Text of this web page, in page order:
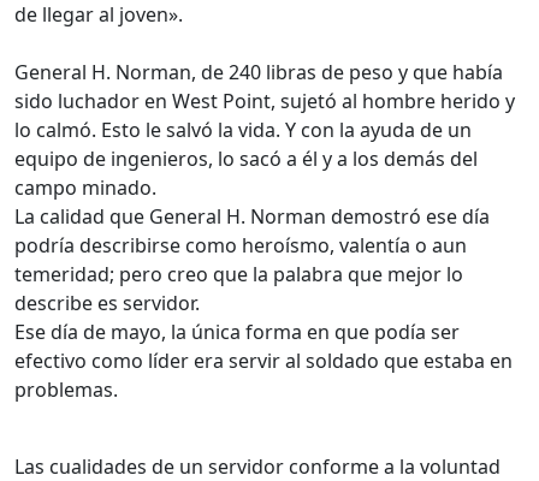
de llegar al joven».
General H. Norman, de 240 libras de peso y que había
sido luchador en West Point, sujetó al hombre herido y
lo calmó. Esto le salvó la vida. Y con la ayuda de un
equipo de ingenieros, lo sacó a él y a los demás del
campo minado.
La calidad que General H. Norman demostró ese día
podría describirse como heroísmo, valentía o aun
temeridad; pero creo que la palabra que mejor lo
describe es servidor.
Ese día de mayo, la única forma en que podía ser
efectivo como líder era servir al soldado que estaba en
problemas.
Las cualidades de un servidor conforme a la voluntad